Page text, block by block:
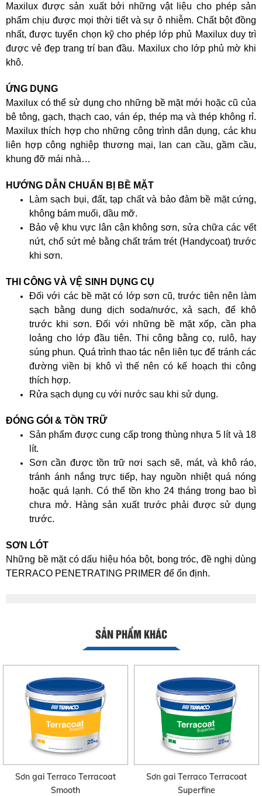
Maxilux được sản xuất bởi những vật liệu cho phép sản
phẩm chịu được mọi thời tiết và sự ô nhiễm. Chất bột đồng
nhất, được tuyển chọn kỹ cho phép lớp phủ Maxilux duy trì
được vẻ đẹp trang trí ban đầu. Maxilux cho lớp phủ mờ khi
khô.
ỨNG DỤNG
Maxilux có thể sử dụng cho những bề mặt mới hoặc cũ của
bê tông, gạch, thạch cao, ván ép, thép mạ và thép không rỉ.
Maxilux thích hợp cho những công trình dân dụng, các khu
liên hợp công nghiệp thương mại, lan can cầu, gầm cầu,
khung đỡ mái nhà…
HƯỚNG DẪN CHUẨN BỊ BỀ MẶT
Làm sạch bụi, đất, tạp chất và bảo đảm bề mặt cứng,
không bám muối, dầu mỡ.
Bảo vệ khu vực lân cận không sơn, sửa chữa các vết
nứt, chổ sứt mẻ bằng chất trám trét (Handycoat) trước
khi sơn.
THI CÔNG VÀ VỆ SINH DỤNG CỤ
Đối với các bề mặt có lớp sơn cũ, trước tiên nên làm
sạch bằng dung dịch soda/nước, xả sạch, để khô
trước khi sơn. Đối với những bề mặt xốp, cần pha
loảng cho lớp đầu tiên. Thi công bằng cọ, rulô, hay
súng phun. Quá trình thao tác nên liên tục để tránh các
đường viền bị khô vì thế nên có kế hoạch thi công
thích hợp.
Rửa sạch dụng cụ với nước sau khi sử dụng.
ĐÓNG GÓI & TỒN TRỮ
Sản phẩm được cung cấp trong thùng nhựa 5 lít và 18
lít.
Sơn cần được tồn trữ nơi sạch sẽ, mát, và khô ráo,
tránh ánh nắng trực tiếp, hay nguồn nhiệt quá nóng
hoặc quá lạnh. Có thể tồn kho 24 tháng trong bao bì
chưa mở. Hàng sản xuất trước phải được sử dụng
trước.
SƠN LÓT
Những bề mặt có dấu hiệu hóa bột, bong tróc, đề nghị dùng
TERRACO PENETRATING PRIMER để ổn định.
SẢN PHẨM KHÁC
Sơn gai Terraco Terracoat
Smooth
Sơn gai Terraco Terracoat
Superfine